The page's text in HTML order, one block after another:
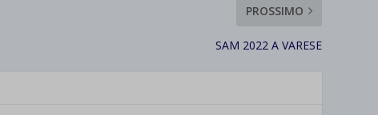
PROSSIMO
SAM 2022 A VARESE